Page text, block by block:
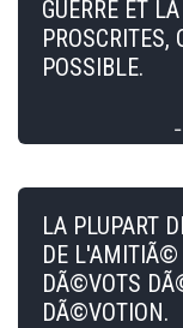
GUERRE ET
PROSCRITES,
POSSIBLE.
LA PLUPART
DE L'AMITIÃ©
DÃ©VOTS
DÃ©VOTION.